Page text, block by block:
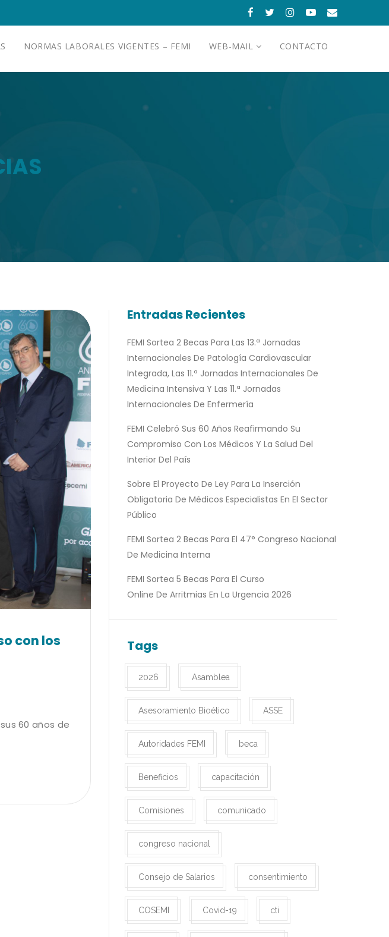
NORMAS LABORALES VIGENTES – FEMI WEB-MAIL CONTACTO
con los
60 años de
Entradas Recientes
FEMI Sortea 2 Becas Para Las 13.ª Jornadas
Internacionales De Patología Cardiovascular
Integrada, Las 11.ª Jornadas Internacionales De
Medicina Intensiva Y Las 11.ª Jornadas
Internacionales De Enfermería
FEMI Celebró Sus 60 Años Reafirmando Su
Compromiso Con Los Médicos Y La Salud Del
Interior Del País
Sobre El Proyecto De Ley Para La Inserción
Obligatoria De Médicos Especialistas En El Sector
Público
FEMI Sortea 2 Becas Para El 47° Congreso Nacional
De Medicina Interna
FEMI Sortea 5 Becas Para El Curso
Online De Arritmias En La Urgencia 2026
Tags
2026 Asamblea
Asesoramiento Bioético ASSE
Autoridades FEMI beca
Beneficios capacitación
Comisiones comunicado
congreso nacional
Consejo de Salarios consentimiento
COSEMI Covid-19 cti